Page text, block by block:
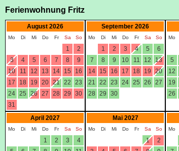
Ferienwohnung Fritz
August 2026
Mo Di Mi Do Fr Sa So
1
2
3
4 5 6 7 8
9
10
11 12 13 14 15
16
17
18 19 20 21 22
23
24 25 26 27 28 29
30
31
September 2026
Mo Di Mi Do Fr Sa So
1 2 3 4 5
6
7
8 9 10 11 12
13
14
15 16 17 18 19
20
21
22 23 24 25 26
27
28
29 30
Mo
5
12
19
26
April 2027
Mo Di Mi Do Fr Sa So
1 2 3
4
Mai 2027
Mo Di Mi Do Fr Sa So
1
2
Mo